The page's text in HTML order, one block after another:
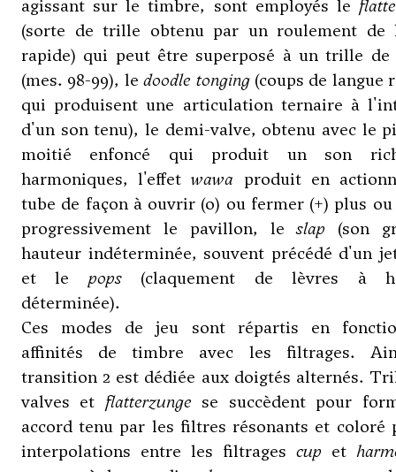
agissant sur le timbre, sont employés le
(sorte de trille obtenu par un roulement de
rapide) qui peut être superposé à un trille de
(mes. 98-99), ledoodle tonging(coups de langue
qui produisent une articulation ternaire à
d'un son tenu), le demi-valve, obtenu avec le
moitié enfoncé qui produit un son
harmoniques, l'effetwawa produit en
tube de façon à ouvrir (o) ou fermer (+) plus
progressivement le pavillon, leslap (son
hauteur indéterminée, souvent précédé d'un
et le pops(claquement de lèvres à
déterminée).
Ces modes de jeu sont répartis en
affinités de timbre avec les filtrages.
transition 2 est dédiée aux doigtés alternés.
valves et flatterzunge se succèdent pour
accord tenu par les filtres résonants et coloré
interpolations entre les filtrages cup et